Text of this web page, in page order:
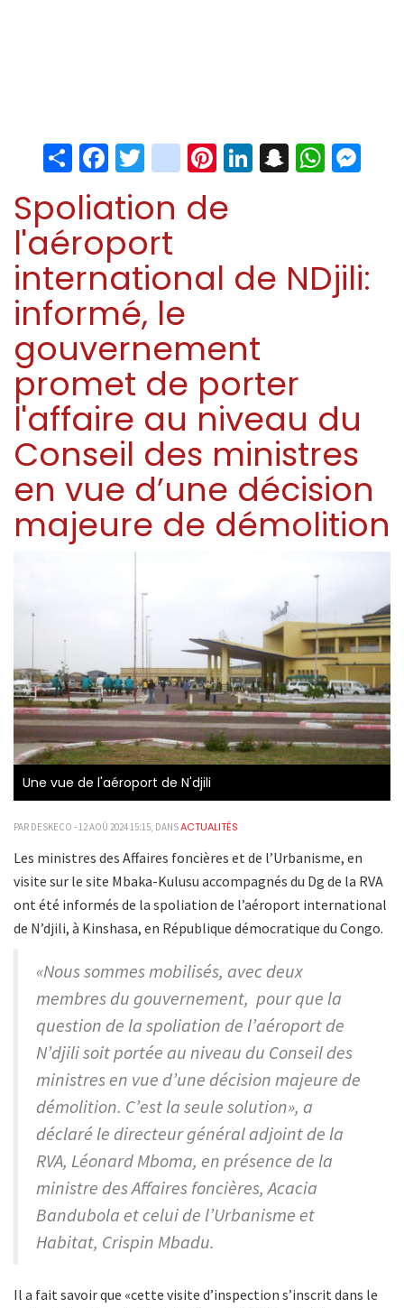
ShareFacebook
Twitter
instagram
Pinterest
LinkedIn
Snapchat
Spoliation de
l'aéroport
international de NDjili:
informé, le
gouvernement
promet de porter
l'affaire au niveau du
Conseil des ministres
en vue d’une décision
majeure de démolition
Une vue de l'aéroport de N'djili
PAR DESKECO - 12 AOÛ 2024 15:15, DANSACTUALITÉS
Les ministres des Affaires foncières et de l’Urbanisme, en
visite sur le site Mbaka-Kulusu accompagnés du Dg de la RVA
ont été informés de la spoliation de l’aéroport international
de N’djili, à Kinshasa, en République démocratique du Congo.
«Nous sommes mobilisés, avec deux
membres du gouvernement, pour que la
question de la spoliation de l’aéroport de
N’djili soit portée au niveau du Conseil des
ministres en vue d’une décision majeure de
démolition. C’est la seule solution», a
déclaré le directeur général adjoint de la
RVA, Léonard Mboma, en présence de la
ministre des Affaires foncières, Acacia
Bandubola et celui de l’Urbanisme et
Habitat, Crispin Mbadu.
Il a fait savoir que «cette visite d’inspection s’inscrit dans le